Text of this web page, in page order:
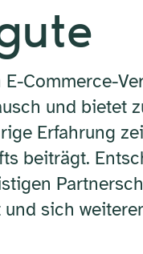
Commerce-
und bietet
Erfahrung
beiträgt.
sich